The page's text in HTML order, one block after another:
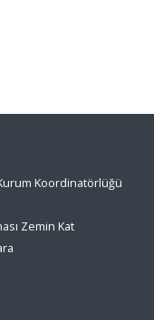
Koordinatörlüğü
Zemin Kat